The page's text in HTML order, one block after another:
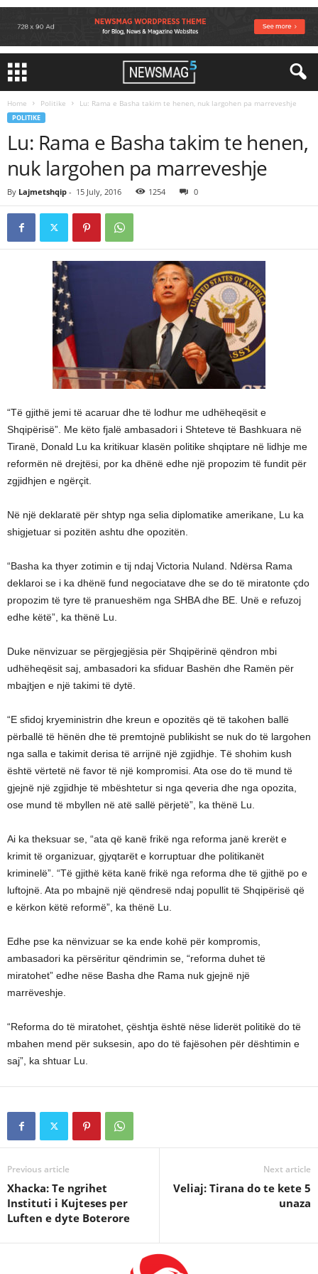
Home Politike Lu: Rama e Basha takim te henen, nuk largohen pa marreveshje
POLITIKE
Lu: Rama e Basha takim te henen,
nuk largohen pa marreveshje
By Lajmetshqip - 15 July, 2016 1254 0
“Të gjithë jemi të acaruar dhe të lodhur me udhëheqësit e
Shqipërisë”. Me këto fjalë ambasadori i Shteteve të Bashkuara në
Tiranë, Donald Lu ka kritikuar klasën politike shqiptare në lidhje me
reformën në drejtësi, por ka dhënë edhe një propozim të fundit për
zgjidhjen e ngërçit.
Në një deklaratë për shtyp nga selia diplomatike amerikane, Lu ka
shigjetuar si pozitën ashtu dhe opozitën.
“Basha ka thyer zotimin e tij ndaj Victoria Nuland. Ndërsa Rama
deklaroi se i ka dhënë fund negociatave dhe se do të miratonte çdo
propozim të tyre të pranueshëm nga SHBA dhe BE. Unë e refuzoj
edhe këtë”, ka thënë Lu.
Duke nënvizuar se përgjegjësia për Shqipërinë qëndron mbi
udhëheqësit saj, ambasadori ka sfiduar Bashën dhe Ramën për
mbajtjen e një takimi të dytë.
“E sfidoj kryeministrin dhe kreun e opozitës që të takohen ballë
përballë të hënën dhe të premtojnë publikisht se nuk do të largohen
nga salla e takimit derisa të arrijnë një zgjidhje. Të shohim kush
është vërtetë në favor të një kompromisi. Ata ose do të mund të
gjejnë një zgjidhje të mbështetur si nga qeveria dhe nga opozita,
ose mund të mbyllen në atë sallë përjetë”, ka thënë Lu.
Ai ka theksuar se, “ata që kanë frikë nga reforma janë krerët e
krimit të organizuar, gjyqtarët e korruptuar dhe politikanët
kriminelë”. “Të gjithë këta kanë frikë nga reforma dhe të gjithë po e
luftojnë. Ata po mbajnë një qëndresë ndaj popullit të Shqipërisë që
e kërkon këtë reformë”, ka thënë Lu.
Edhe pse ka nënvizuar se ka ende kohë për kompromis,
ambasadori ka përsëritur qëndrimin se, “reforma duhet të
miratohet” edhe nëse Basha dhe Rama nuk gjejnë një
marrëveshje.
“Reforma do të miratohet, çështja është nëse liderët politikë do të
mbahen mend për suksesin, apo do të fajësohen për dështimin e
saj”, ka shtuar Lu.
Previous article
Xhacka: Te ngrihet
Instituti i Kujteses per
Luften e dyte Boterore
Next article
Veliaj: Tirana do te kete 5
unaza